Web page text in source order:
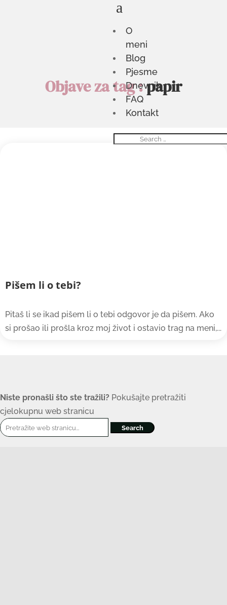
O
meni
Blog
Pjesme
Dnevnik
FAQ
Kontakt
a
Objave za tag :papir
Pišem li o tebi?
Pitaš li se ikad pišem li o tebi odgovor je da pišem. Ako
si prošao ili prošla kroz moj život i ostavio trag na meni,...
Niste pronašli što ste tražili? Pokušajte pretražiti
cjelokupnu web stranicu
Search
for: